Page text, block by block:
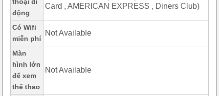
thoại di
động
Card , AMERICAN EXPRESS , Diners Club)
Có Wifi
miễn phí
Not Available
Màn
hình lớn
để xem
thể thao
Not Available